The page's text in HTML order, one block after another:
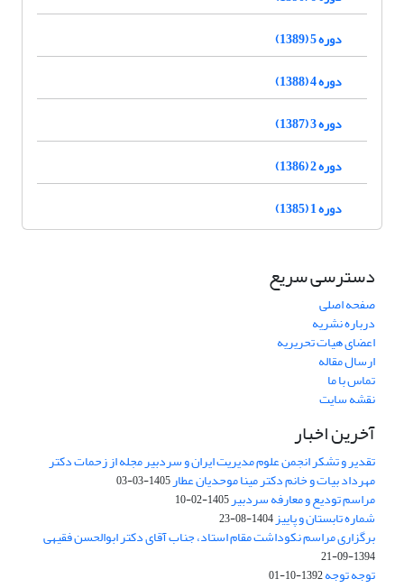
دوره 5 (1389)
دوره 4 (1388)
دوره 3 (1387)
دوره 2 (1386)
دوره 1 (1385)
دسترسی سریع
صفحه اصلی
درباره نشریه
اعضای هیات تحریریه
ارسال مقاله
تماس با ما
نقشه سایت
آخرین اخبار
تقدیر و تشکر انجمن علوم مدیریت ایران و سردبیر مجله از زحمات دکتر
مهرداد بیات و خانم دکتر مینا موحدیان عطار1405-03-03
مراسم تودیع و معارفه سردبیر1405-02-10
شماره تابستان و پاییز1404-08-23
برگزاری مراسم نکوداشت مقام استاد، جناب آقای دکتر ابوالحسن فقیهی
1394-09-21
توجه توجه1392-10-01